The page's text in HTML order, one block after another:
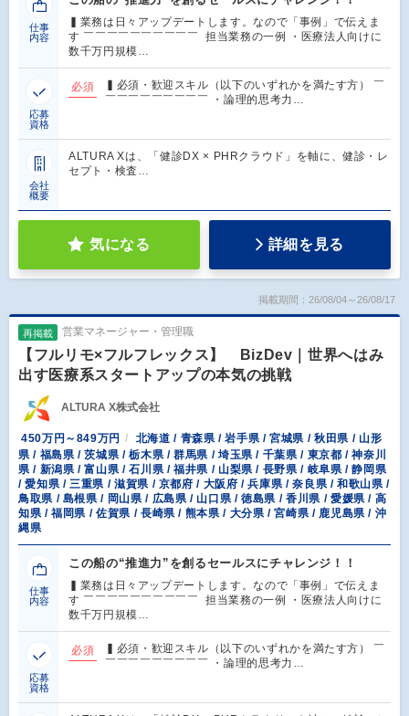
仕事
内容
▍業務は日々アップデートします。なので「事例」で伝えま
す ￣￣￣￣￣￣￣￣￣￣ 担当業務の一例 ・医療法人向けに
数千万円規模…
応募
資格
必須
▍必須・歓迎スキル（以下のいずれかを満たす方） ￣
￣￣￣￣￣￣￣￣￣ ・論理的思考力…
会社
概要
ALTURA Xは、「健診DX × PHRクラウド」を軸に、健診・レ
セプト・検査…
気になる 詳細を見る
掲載期間：26/08/04～26/08/17
再掲載 営業マネージャー・管理職
【フルリモ×フルフレックス】 BizDev｜世界へはみ
出す医療系スタートアップの本気の挑戦
ALTURA X株式会社
450万円～849万円
北海道 / 青森県 / 岩手県 / 宮城県 / 秋田県 / 山形
県 / 福島県 / 茨城県 / 栃木県 / 群馬県 / 埼玉県 / 千葉県 / 東京都 / 神奈川
県 / 新潟県 / 富山県 / 石川県 / 福井県 / 山梨県 / 長野県 / 岐阜県 / 静岡県
/ 愛知県 / 三重県 / 滋賀県 / 京都府 / 大阪府 / 兵庫県 / 奈良県 / 和歌山県 /
鳥取県 / 島根県 / 岡山県 / 広島県 / 山口県 / 徳島県 / 香川県 / 愛媛県 / 高
知県 / 福岡県 / 佐賀県 / 長崎県 / 熊本県 / 大分県 / 宮崎県 / 鹿児島県 / 沖
縄県
仕事
内容
この船の“推進力”を創るセールスにチャレンジ！！
▍業務は日々アップデートします。なので「事例」で伝えま
す ￣￣￣￣￣￣￣￣￣￣ 担当業務の一例 ・医療法人向けに
数千万円規模…
応募
資格
必須
▍必須・歓迎スキル（以下のいずれかを満たす方） ￣
￣￣￣￣￣￣￣￣￣ ・論理的思考力…